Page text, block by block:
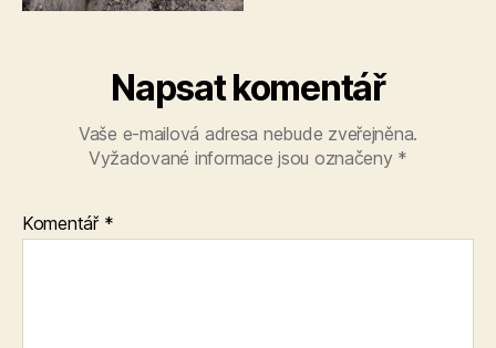
Napsat komentář
Vaše e-mailová adresa nebude zveřejněna.
Vyžadované informace jsou označeny *
Komentář *